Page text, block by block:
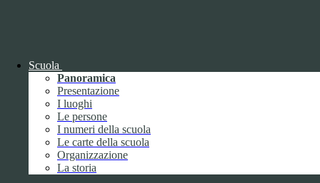
Scuola
Panoramica
Presentazione
I luoghi
Le persone
I numeri della scuola
Le carte della scuola
Organizzazione
La storia
Bandi di concorso